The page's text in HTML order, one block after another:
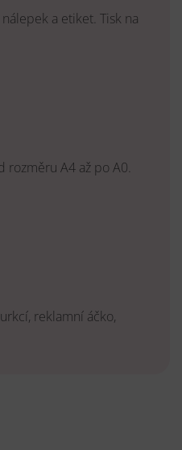
a etiket. Tisk na
rozměru A4 až po A0.
reklamní áčko,